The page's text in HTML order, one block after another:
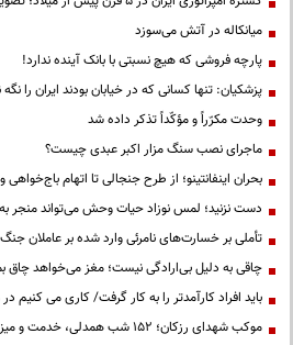
میانکاله در آتش می‌سوزد
پارچه فروشی که هیچ نسبتی با بانک آینده ندارد!
پزشکیان: تنها کسانی که در خیابان بودند ایران را
وحدت مکرّراً و مؤکّداً تذکر داده شد
ماجرای نصب سنگ مزار اکبر عبدی چیست؟
بحران اینفانتینو؛ از طرح جنجالی تا اتهام باج‌خواهی
دست نزنید؛ لمس نوزاد حیات وحش می‌تواند منجر
تأملی بر خسارت‌های نامرئی وارد شده بر عاملان جنگ
چاقی به دلیل بی‌ارادگی نیست؛ مغز می‌خواهد چاق
باید افراد کارآمدتر را به کار گرفت/ کاری می
موکب شهدای رزکان؛ ۱۵۲ شب همدلی، خدمت و میزبانی از مردم ولایت‌مدار شهریار